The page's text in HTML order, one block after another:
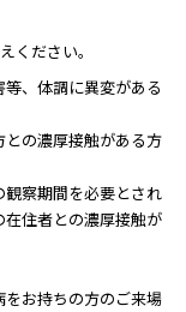
ください。
、体調に異変がある
の濃厚接触がある方
察期間を必要とされ
住者との濃厚接触が
お持ちの方のご来場